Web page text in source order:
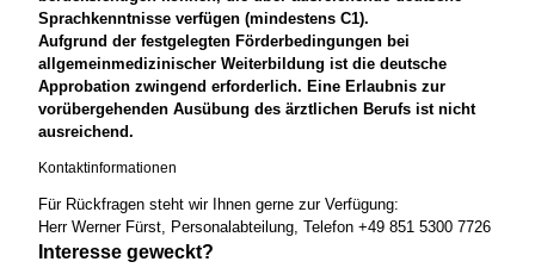
Sprachkenntnisse verfügen (mindestens C1).
Aufgrund der festgelegten Förderbedingungen bei
allgemeinmedizinischer Weiterbildung ist die deutsche
Approbation zwingend erforderlich. Eine Erlaubnis zur
vorübergehenden Ausübung des ärztlichen Berufs ist nicht
ausreichend.
Kontaktinformationen
Für Rückfragen steht wir Ihnen gerne zur Verfügung:
Herr Werner Fürst, Personalabteilung, Telefon +49 851 5300 7726
Interesse geweckt?